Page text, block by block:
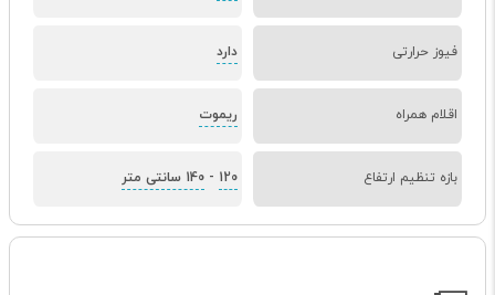
فیوز حرارتی دارد
اقلام همراه ریموت
بازه تنظیم ارتفاع 120
- 140 سانتی متر